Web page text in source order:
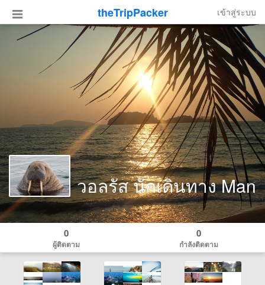
theTripPacker เข้าสู่ระบบ
วอลรัส นักเดินทาง Man
0
ผู้ติดตาม
0
กำลังติดตาม